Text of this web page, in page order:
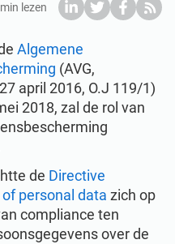
lezen
Algemene
(AVG,
april 2016, O.J 119/1)
2018, zal de rol van
de Directive
personal data zich op
compliance ten
over de